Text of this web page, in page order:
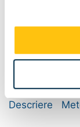
Descriere